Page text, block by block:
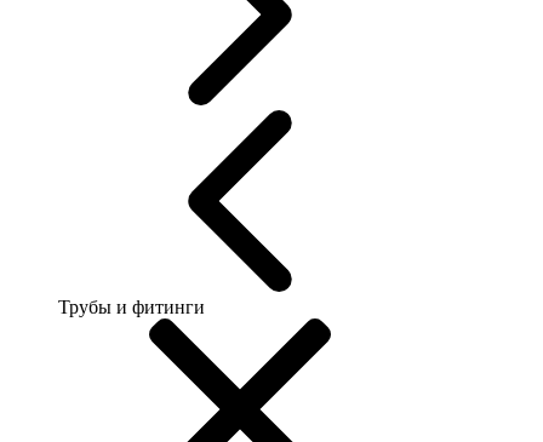
Трубы и фитинги